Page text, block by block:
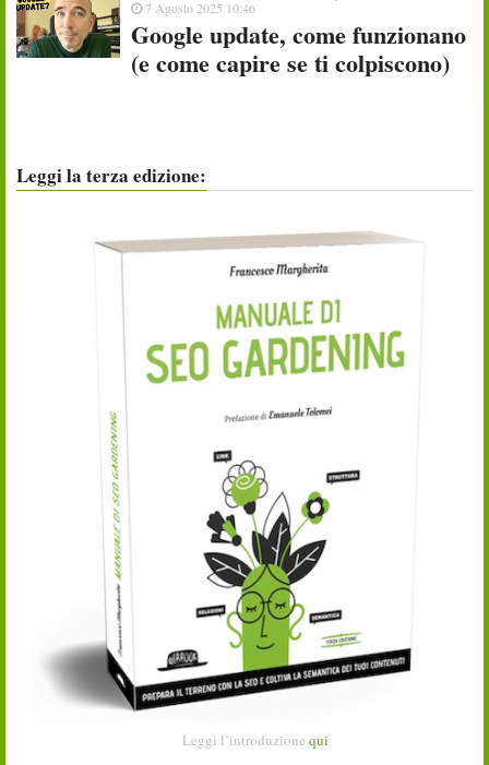
7 Agosto 2025 10:46
Google update, come funzionano
(e come capire se ti colpiscono)
Leggi la terza edizione:
Leggi l’introduzione qui